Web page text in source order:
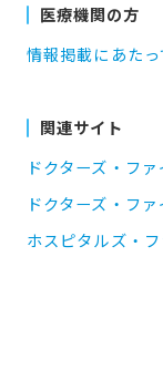
医療機関の方
情報掲載にあたっ
関連サイト
ドクターズ・フ
ドクターズ・フ
ホスピタルズ・